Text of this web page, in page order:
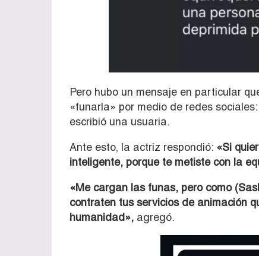
Pero hubo un mensaje en particular
«funarla» por medio de redes sociales:
escribió una usuaria.
Ante esto, la actriz respondió: «Si
inteligente, porque te metiste con la
«Me cargan las funas, pero como
contraten tus servicios de animación
humanidad», agregó.